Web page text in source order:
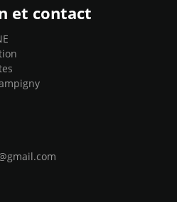
et contact